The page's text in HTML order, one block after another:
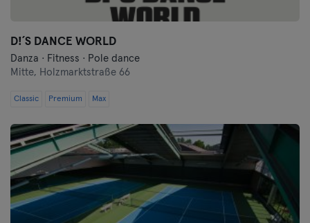
D!´S DANCE WORLD
Danza · Fitness · Pole dance
Mitte, Holzmarktstraße 66
Classic Premium Max